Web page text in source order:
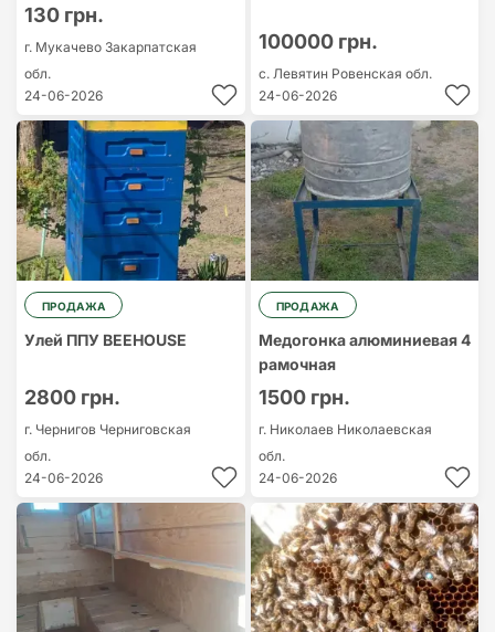
130 грн.
г. Мукачево Закарпатская
обл.
24-06-2026
100000 грн.
с. Левятин Ровенская обл.
24-06-2026
ПРОДАЖА
Улей ППУ BEEHOUSE
2800 грн.
г. Чернигов Черниговская
обл.
24-06-2026
ПРОДАЖА
Медогонка алюминиевая 4
рамочная
1500 грн.
г. Николаев Николаевская
обл.
24-06-2026